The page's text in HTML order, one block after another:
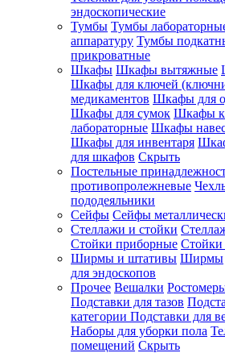
эндоскопические
Тумбы Тумбы
аппаратуру Тумбы
прикроватные
Шкафы Шкафы вытяжные
Шкафы для ключей
медикаментов Шкафы для
Шкафы для сумок Шкафы
лабораторные Шкафы
Шкафы для инвентаря
для шкафов Скрыть
Постельные
противопролежневые
пододеяльники
Сейфы Сейфы
Стеллажи и стойки
Стойки приборные Стойки
Ширмы и штативы Ширмы
для эндоскопов
Прочее Вешалки
Подставки для тазов
категории Подставки для
Наборы для уборки пола
помещений Скрыть